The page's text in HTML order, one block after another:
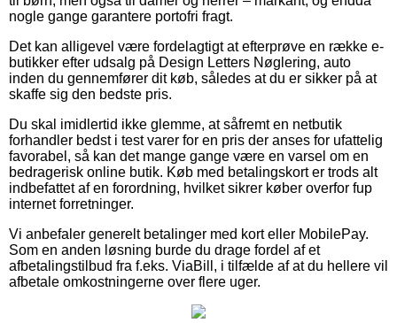
nogle gange garantere portofri fragt.
Det kan alligevel være fordelagtigt at efterprøve en række e-
butikker efter udsalg på Design Letters Nøglering, auto
inden du gennemfører dit køb, således at du er sikker på at
skaffe sig den bedste pris.
Du skal imidlertid ikke glemme, at såfremt en netbutik
forhandler bedst i test varer for en pris der anses for ufattelig
favorabel, så kan det mange gange være en varsel om en
bedragerisk online butik. Køb med betalingskort er trods alt
indbefattet af en forordning, hvilket sikrer køber overfor fup
internet forretninger.
Vi anbefaler generelt betalinger med kort eller MobilePay.
Som en anden løsning burde du drage fordel af et
afbetalingstilbud fra f.eks. ViaBill, i tilfælde af at du hellere vil
afbetale omkostningerne over flere uger.